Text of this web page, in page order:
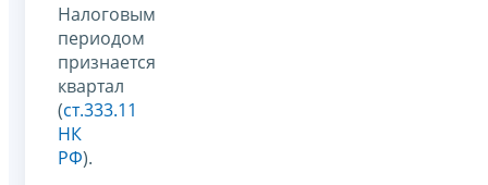
Налоговым
периодом
признается
квартал
(ст.333.11
НК
РФ).